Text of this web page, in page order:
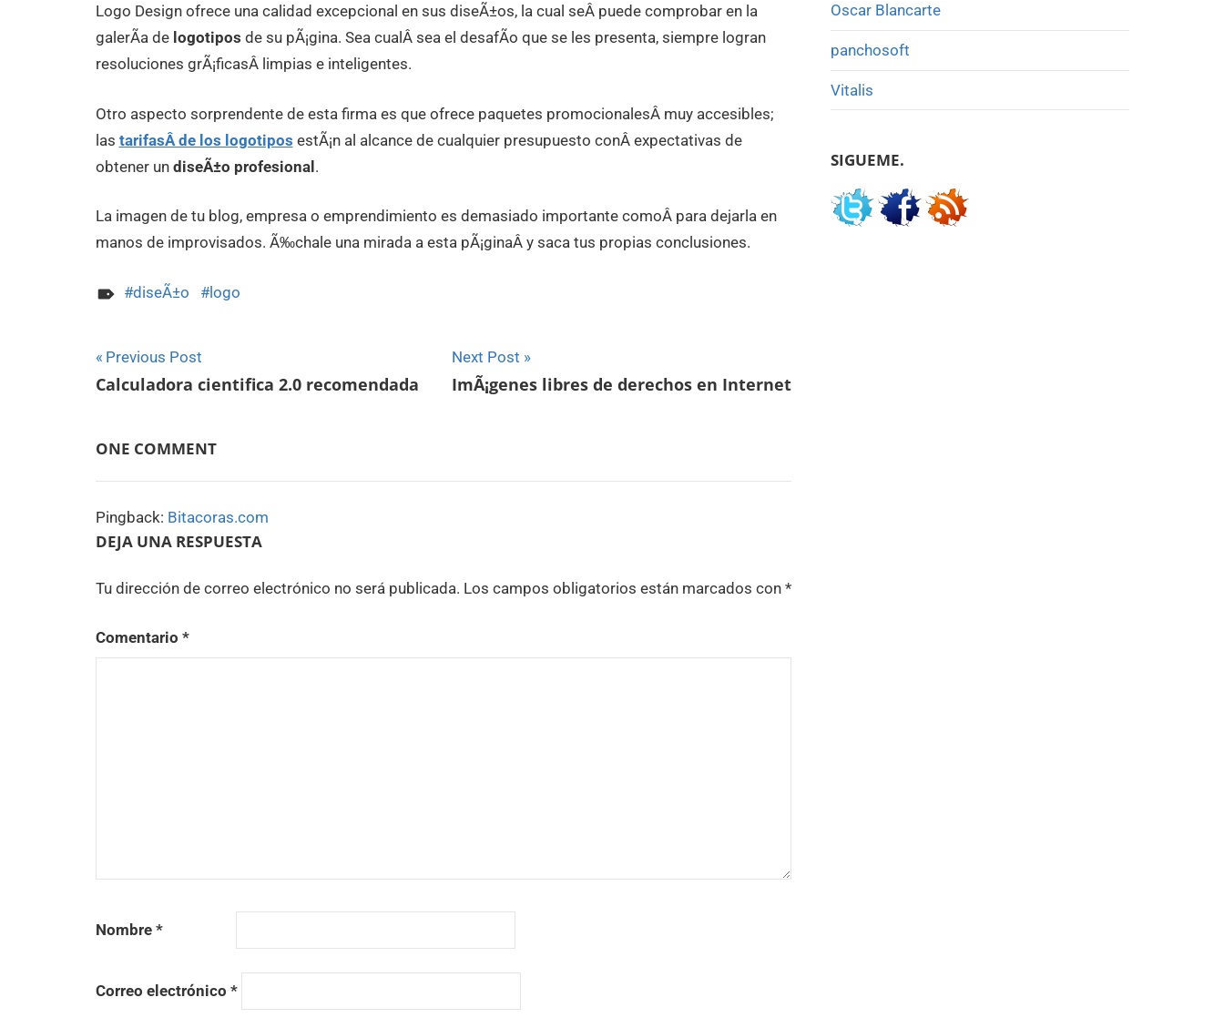
Logo Design ofrece una calidad excepcional en sus diseÃ±os, la cual seÂ puede comprobar en la
galerÃ­a de logotipos de su pÃ¡gina. Sea cualÂ sea el desafÃ­o que se les presenta, siempre logran
resoluciones grÃ¡ficasÂ limpias e inteligentes.
Otro aspecto sorprendente de esta firma es que ofrece paquetes promocionalesÂ muy accesibles;
las tarifasÂ de los logotipos estÃ¡n al alcance de cualquier presupuesto conÂ expectativas de
obtener un diseÃ±o profesional.
La imagen de tu blog, empresa o emprendimiento es demasiado importante comoÂ para dejarla en
manos de improvisados. Ã‰chale una mirada a esta pÃ¡ginaÂ y saca tus propias conclusiones.
diseÃ±o logo
Navegación
de
Previous Post
Calculadora cientifica 2.0 recomendada
Next Post
ImÃ¡genes libres de derechos en Internet
ONE COMMENT
Pingback: Bitacoras.com
DEJA UNA RESPUESTA
Tu dirección de correo electrónico no será publicada. Los campos obligatorios están marcados con *
Comentario *
Nombre *
Correo electrónico *
Oscar Blancarte
panchosoft
Vitalis
SIGUEME.